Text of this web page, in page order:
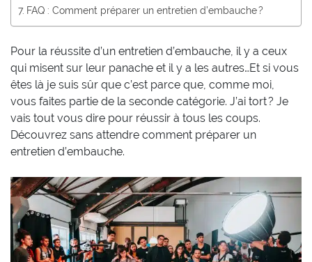
FAQ : Comment préparer un entretien d’embauche ?
Pour la réussite d’un entretien d’embauche, il y a ceux
qui misent sur leur panache et il y a les autres…Et si vous
êtes là je suis sûr que c’est parce que, comme moi,
vous faites partie de la seconde catégorie. J’ai tort ? Je
vais tout vous dire pour réussir à tous les coups.
Découvrez sans attendre comment préparer un
entretien d’embauche.